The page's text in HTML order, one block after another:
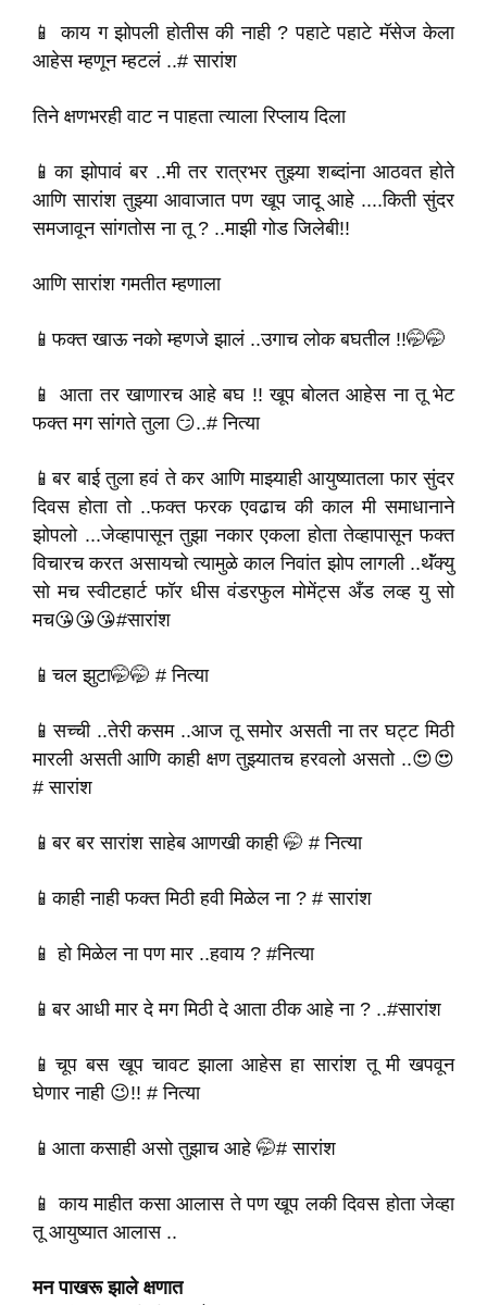
📱 काय ग झोपली होतीस की नाही ? पहाटे पहाटे मॅसेज केला
आहेस म्हणून म्हटलं ..# सारांश
तिने क्षणभरही वाट न पाहता त्याला रिप्लाय दिला
📱का झोपावं बर ..मी तर रात्रभर तुझ्या शब्दांना आठवत होते
आणि सारांश तुझ्या आवाजात पण खूप जादू आहे ....किती सुंदर
समजावून सांगतोस ना तू ? ..माझी गोड जिलेबी!!
आणि सारांश गमतीत म्हणाला
📱फक्त खाऊ नको म्हणजे झालं ..उगाच लोक बघतील !!🤭🤭
📱 आता तर खाणारच आहे बघ !! खूप बोलत आहेस ना तू भेट
फक्त मग सांगते तुला 😏..# नित्या
📱बर बाई तुला हवं ते कर आणि माझ्याही आयुष्यातला फार सुंदर
दिवस होता तो ..फक्त फरक एवढाच की काल मी समाधानाने
झोपलो ...जेव्हापासून तुझा नकार एकला होता तेव्हापासून फक्त
विचारच करत असायचो त्यामुळे काल निवांत झोप लागली ..थॅंक्यु
सो मच स्वीटहार्ट फॉर धीस वंडरफुल मोमेंट्स अँड लव्ह यु सो
मच😘😘😘#सारांश
📱चल झुटा🤭🤭 # नित्या
📱सच्ची ..तेरी कसम ..आज तू समोर असती ना तर घट्ट मिठी
मारली असती आणि काही क्षण तुझ्यातच हरवलो असतो ..😍😍
# सारांश
📱बर बर सारांश साहेब आणखी काही 🤭 # नित्या
📱काही नाही फक्त मिठी हवी मिळेल ना ? # सारांश
📱 हो मिळेल ना पण मार ..हवाय ? #नित्या
📱बर आधी मार दे मग मिठी दे आता ठीक आहे ना ? ..#सारांश
📱चूप बस खूप चावट झाला आहेस हा सारांश तू मी खपवून
घेणार नाही 😉!! # नित्या
📱आता कसाही असो तुझाच आहे 🤭# सारांश
📱 काय माहीत कसा आलास ते पण खूप लकी दिवस होता जेव्हा
तू आयुष्यात आलास ..
मन पाखरू झाले क्षणात